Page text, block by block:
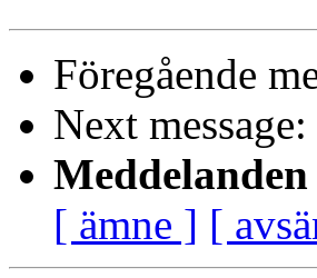
Föregående
Next message:
[ ämne ] [